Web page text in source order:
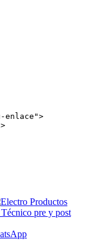
enlace">
>
pre y post